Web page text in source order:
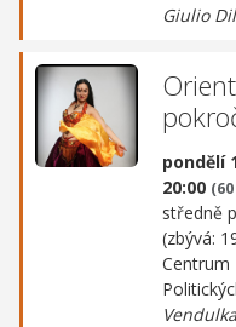
Giulio
pondělí
20:00
středně
(zbývá:
Centrum